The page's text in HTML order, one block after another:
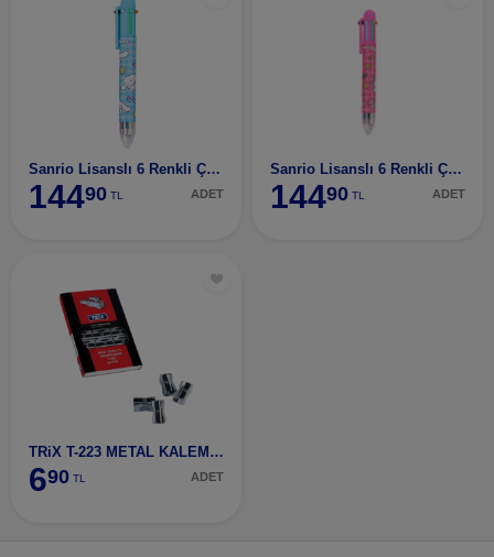
Sanrio Lisanslı 6 Renkli Çoklu Kalem (0,8Mm) - Cin
14490 TL ADET
Sanrio Lisanslı 6 Renkli Çoklu Kalem (0,8Mm) - My
14490 TL ADET
TRiX T-223 METAL KALEMTIRAŞ
690 TL ADET